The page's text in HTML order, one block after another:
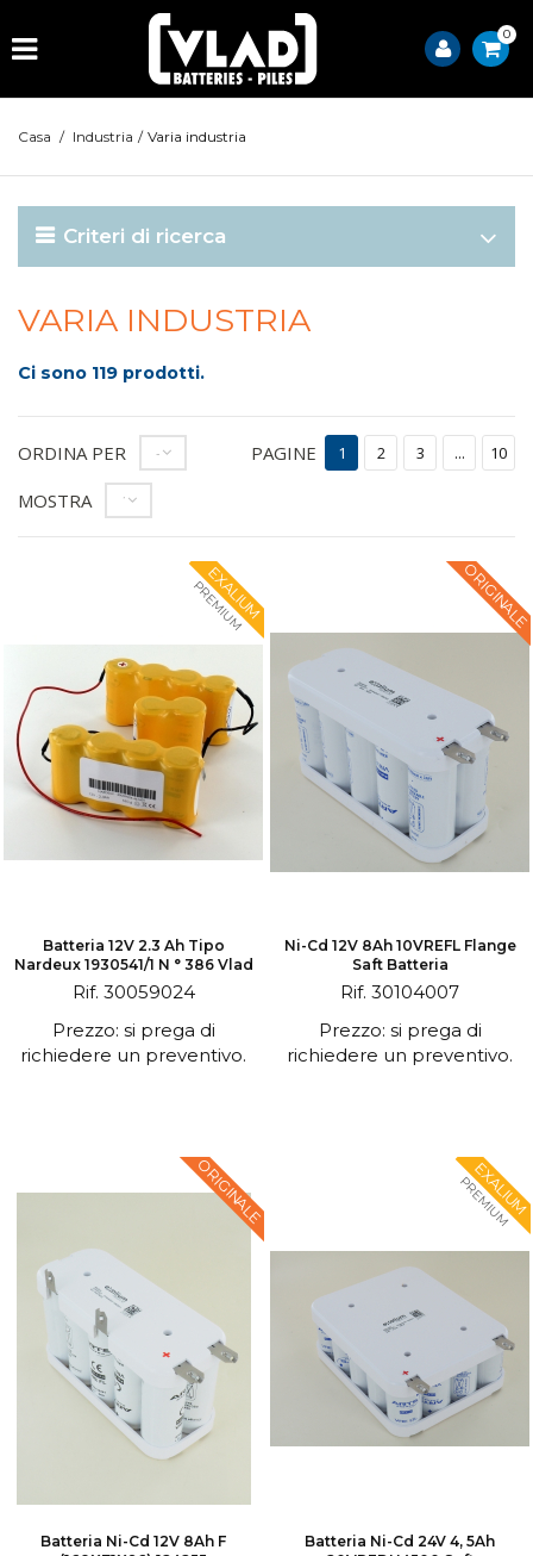
0
Casa / Industria / Varia industria
Criteri di ricerca
VARIA INDUSTRIA
Ci sono 119 prodotti.
ORDINA PER --
MOSTRA 12
PAGINE 1 2 3 ... 10
EXALIUM
PREMIUM
Batteria 12V 2.3 Ah Tipo
Nardeux 1930541/1 N ° 386 Vlad
Rif. 30059024
Prezzo: si prega di
richiedere un preventivo.
ORIGINALE
Ni-Cd 12V 8Ah 10VREFL Flange
Saft Batteria
Rif. 30104007
Prezzo: si prega di
richiedere un preventivo.
ORIGINALE
Batteria Ni-Cd 12V 8Ah F
EXALIUM
PREMIUM
Batteria Ni-Cd 24V 4, 5Ah